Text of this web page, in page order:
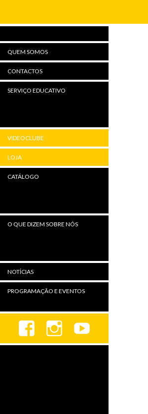
QUEM SOMOS
CONTACTOS
SERVIÇO EDUCATIVO
VIDEOCLUBE
LOJA
CATÁLOGO
O QUE DIZEM SOBRE NÓS
NOTÍCIAS
PROGRAMAÇÃO E EVENTOS